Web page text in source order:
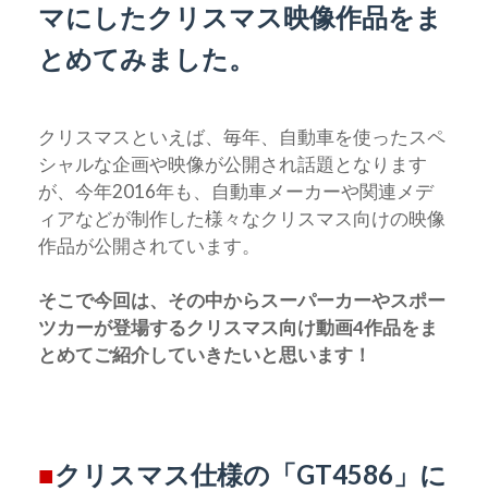
マにしたクリスマス映像作品をま
とめてみました。
クリスマスといえば、毎年、自動車を使ったスペ
シャルな企画や映像が公開され話題となります
が、今年2016年も、自動車メーカーや関連メデ
ィアなどが制作した様々なクリスマス向けの映像
作品が公開されています。
そこで今回は、その中からスーパーカーやスポー
ツカーが登場するクリスマス向け動画4作品をま
とめてご紹介していきたいと思います！
■クリスマス仕様の「GT4586」に